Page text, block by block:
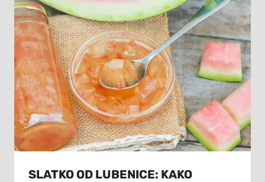
SLATKO OD LUBENICE: KAKO